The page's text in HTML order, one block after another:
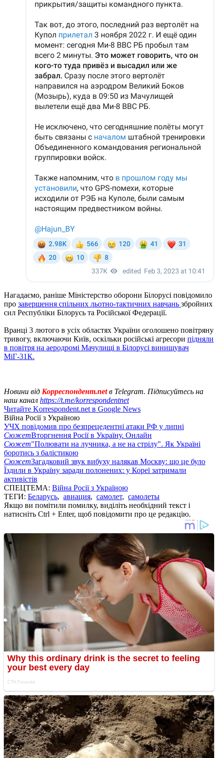
Нагадаємо, раніше Міністерство оборони Білорусі повідомило
про завершення спільних льотно-тактичних навчань збройних
сил Республіки Білорусь та Російської Федерації.
Вранці 3 лютого в усіх областях України оголошено повітряну
тривогу, включаючи Київ, оскільки російські агресори підняли
в повітря на аеродромі Мачулищі в Білорусі винищувач
МіГ-31К.
Новини від Корреспондент.netв Telegram. Підписуйтесь на
наш канал https://t.me/korrespondentnet
Читайте Korrespondent.net в Google News
Війна Росії з Україною
УЧХ повідомив про безпрецедентні атаки РФ у липні
СюжетВторгнення Росії в Україну. Онлайн
Сюжет"Полювати на лучника, а не на стрілу". Як Україні
боротись з балістикою
СюжетЗагадковий звук вибуху налякав Москву: що це було
Їздили в Україну заради полонених: у Кореї затримали
активістів
СПЕЦТЕМА: Війна Росії з Україною
ТЕГИ: Беларусь, авиация, самолет, самолеты
Якщо ви помітили помилку, виділіть необхідний текст і
натисніть Ctrl + Enter, щоб повідомити про це редакцію.